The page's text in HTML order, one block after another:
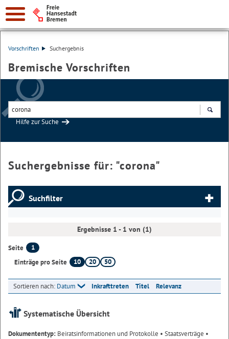
Vorschriften Suchergebnis
Bremische Vorschriften
Hilfe zur Suche
Suchergebnisse für: "corona"
Suchfilter
Ergebnisse 1 - 1 von (1)
Seite
1
Einträge pro Seite
10 20 50
Sortieren nach: Datum Inkrafttreten Titel Relevanz
Systematische Übersicht
Dokumententyp: Beiratsinformationen und Protokolle • Staatsverträge •